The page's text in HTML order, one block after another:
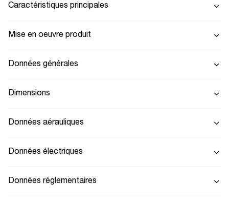
Caractéristiques principales
Mise en oeuvre produit
Données générales
Dimensions
Données aérauliques
Données électriques
Données réglementaires